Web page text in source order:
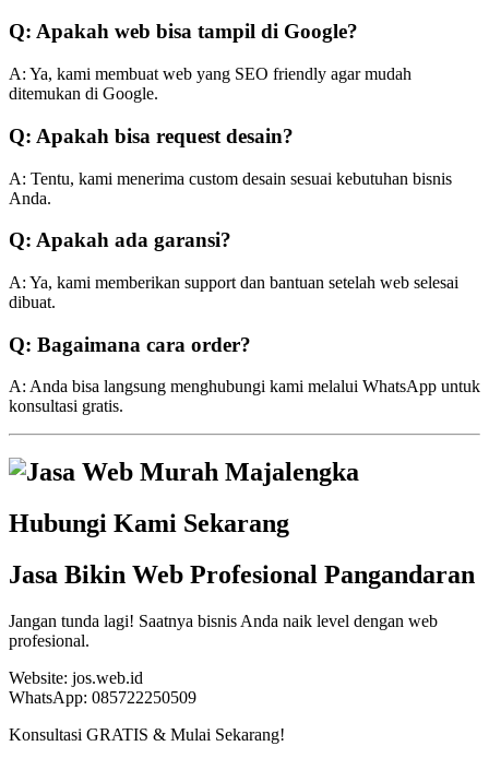
Q: Apakah web bisa tampil di Google?
A: Ya, kami membuat web yang SEO friendly agar mudah
ditemukan di Google.
Q: Apakah bisa request desain?
A: Tentu, kami menerima custom desain sesuai kebutuhan bisnis
Anda.
Q: Apakah ada garansi?
A: Ya, kami memberikan support dan bantuan setelah web selesai
dibuat.
Q: Bagaimana cara order?
A: Anda bisa langsung menghubungi kami melalui WhatsApp untuk
konsultasi gratis.
Hubungi Kami Sekarang
Jasa Bikin Web Profesional Pangandaran
Jangan tunda lagi! Saatnya bisnis Anda naik level dengan web
profesional.
Website: jos.web.id
WhatsApp: 085722250509
Konsultasi GRATIS & Mulai Sekarang!